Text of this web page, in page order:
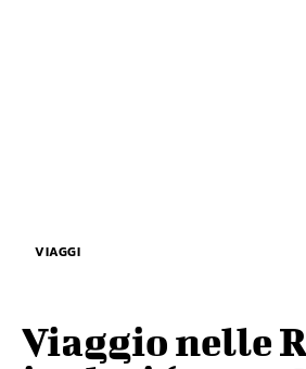
VIAGGI
Viaggio nelle